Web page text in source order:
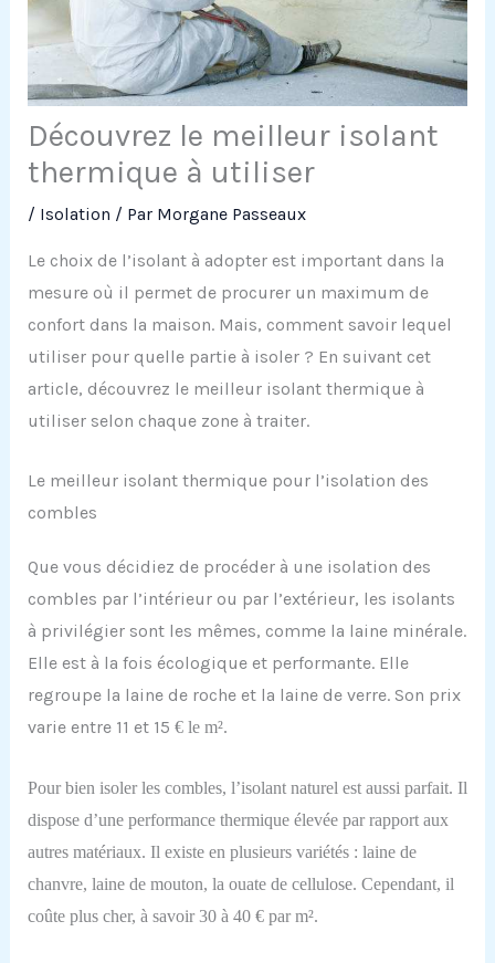
Découvrez le meilleur isolant
thermique à utiliser
/ Isolation / Par Morgane Passeaux
Le choix de l’isolant à adopter est important dans la
mesure où il permet de procurer un maximum de
confort dans la maison. Mais, comment savoir lequel
utiliser pour quelle partie à isoler ? En suivant cet
article, découvrez le meilleur isolant thermique à
utiliser selon chaque zone à traiter.
Le meilleur isolant thermique pour l’isolation des
combles
Que vous décidiez de procéder à une isolation des
combles par l’intérieur ou par l’extérieur, les isolants
à privilégier sont les mêmes, comme la laine minérale.
Elle est à la fois écologique et performante. Elle
regroupe la laine de roche et la laine de verre. Son prix
varie entre 11 et 15 € le m².
Pour bien isoler les combles, l’isolant naturel est aussi parfait. Il
dispose d’une performance thermique élevée par rapport aux
autres matériaux. Il existe en plusieurs variétés : laine de
chanvre, laine de mouton, la ouate de cellulose. Cependant, il
coûte plus cher, à savoir 30 à 40 € par m².